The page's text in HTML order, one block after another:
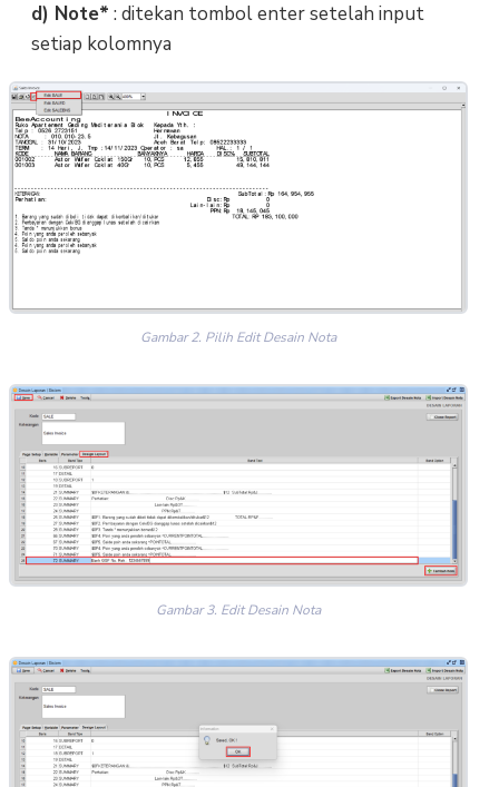
d) Note* : ditekan tombol enter setelah input
setiap kolomnya
Gambar 2. Pilih Edit Desain Nota
Gambar 3. Edit Desain Nota